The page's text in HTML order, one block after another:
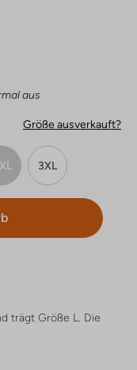
aus
Größe ausverkauft?
3XL
trägt Größe L. Die